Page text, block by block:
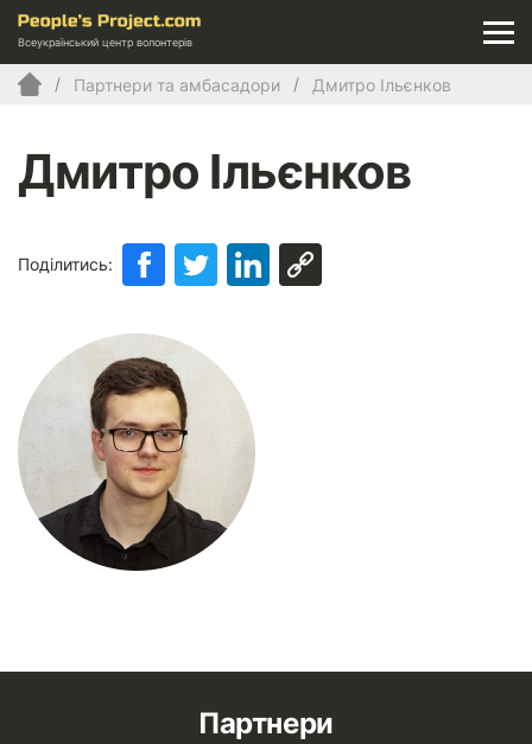
Всеукраїнський центр волонтерів
Партнери та амбасадори Дмитро Ільєнков
Дмитро Ільєнков
Поділитись:
Партнери